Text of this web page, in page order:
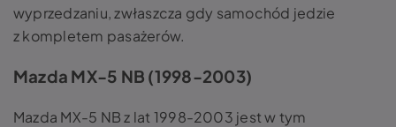
wyprzedzaniu, zwłaszcza gdy samochód jedzie
z kompletem pasażerów.
Mazda MX-5 NB (1998-2003)
Mazda MX-5 NB z lat 1998-2003 jest w tym